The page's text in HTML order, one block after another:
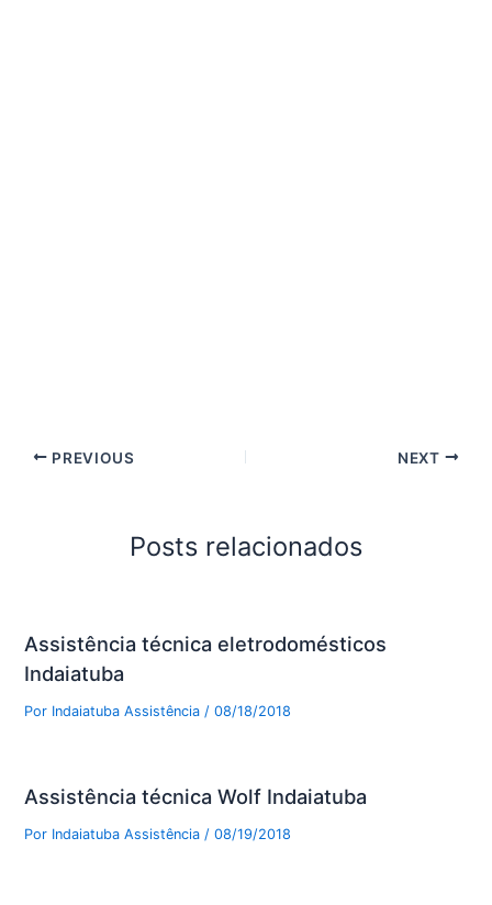
PREVIOUS NEXT
Posts relacionados
Assistência técnica eletrodomésticos
Indaiatuba
Por Indaiatuba Assistência /08/18/2018
Assistência técnica Wolf Indaiatuba
Por Indaiatuba Assistência /08/19/2018